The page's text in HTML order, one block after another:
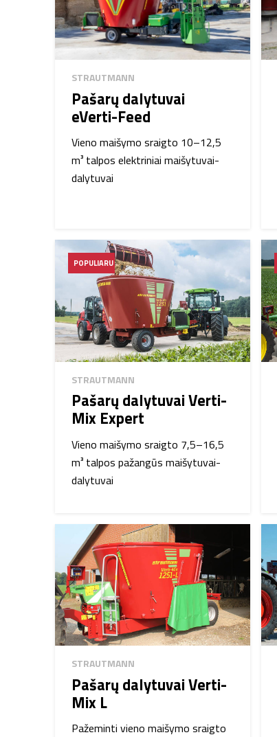
STRAUTMANN
Pašarų dalytuvai
eVerti-Feed
Vieno maišymo sraigto 10–12,5
m³ talpos elektriniai maišytuvai-
dalytuvai
POPULIARU
STRAUTMANN
Pašarų dalytuvai Verti-
Mix Expert
Vieno maišymo sraigto 7,5–16,5
m³ talpos pažangūs maišytuvai-
dalytuvai
STRAUTMANN
Pašarų dalytuvai Verti-
Mix L
Pažeminti vieno maišymo sraigto